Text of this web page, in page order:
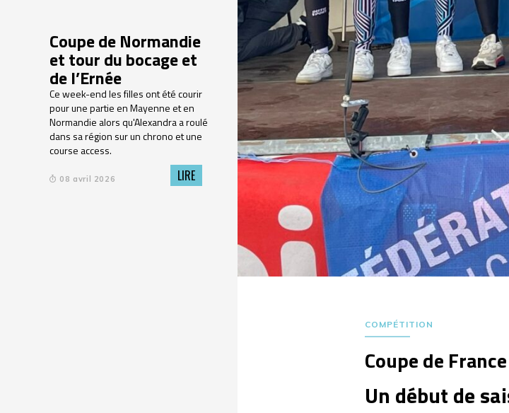
Coupe de Normandie
et tour du bocage et
de l’Ernée
Ce week-end les filles ont été courir
pour une partie en Mayenne et en
Normandie alors qu'Alexandra a roulé
dans sa région sur un chrono et une
course access.
08 avril 2026 LIRE
COMPÉTITION
Coupe de
Un début de